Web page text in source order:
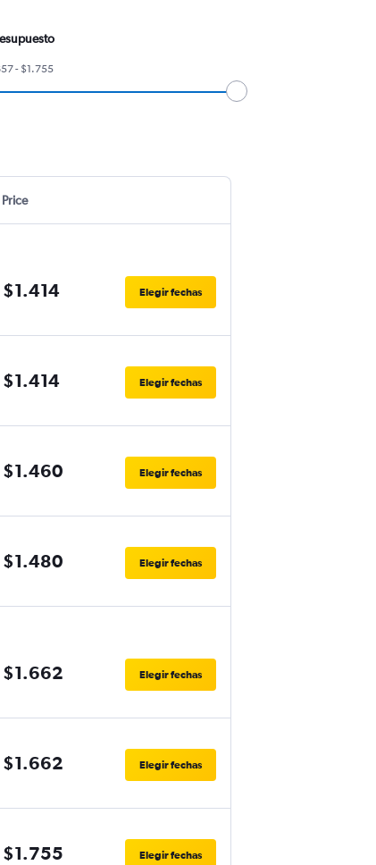
- $1.755
Price
$1.414 Elegir fechas
$1.414 Elegir fechas
$1.460 Elegir fechas
$1.480 Elegir fechas
$1.662 Elegir fechas
$1.662 Elegir fechas
$1.755 Elegir fechas